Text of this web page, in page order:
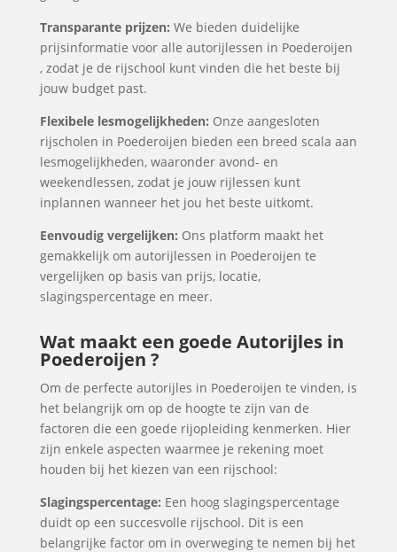
Transparante prijzen: We bieden duidelijke
prijsinformatie voor alle autorijlessen in Poederoijen
, zodat je de rijschool kunt vinden die het beste bij
jouw budget past.
Flexibele lesmogelijkheden: Onze aangesloten
rijscholen in Poederoijen bieden een breed scala aan
lesmogelijkheden, waaronder avond- en
weekendlessen, zodat je jouw rijlessen kunt
inplannen wanneer het jou het beste uitkomt.
Eenvoudig vergelijken: Ons platform maakt het
gemakkelijk om autorijlessen in Poederoijen te
vergelijken op basis van prijs, locatie,
slagingspercentage en meer.
Wat maakt een goede Autorijles in
Poederoijen ?
Om de perfecte autorijles in Poederoijen te vinden, is
het belangrijk om op de hoogte te zijn van de
factoren die een goede rijopleiding kenmerken. Hier
zijn enkele aspecten waarmee je rekening moet
houden bij het kiezen van een rijschool:
Slagingspercentage: Een hoog slagingspercentage
duidt op een succesvolle rijschool. Dit is een
belangrijke factor om in overweging te nemen bij het